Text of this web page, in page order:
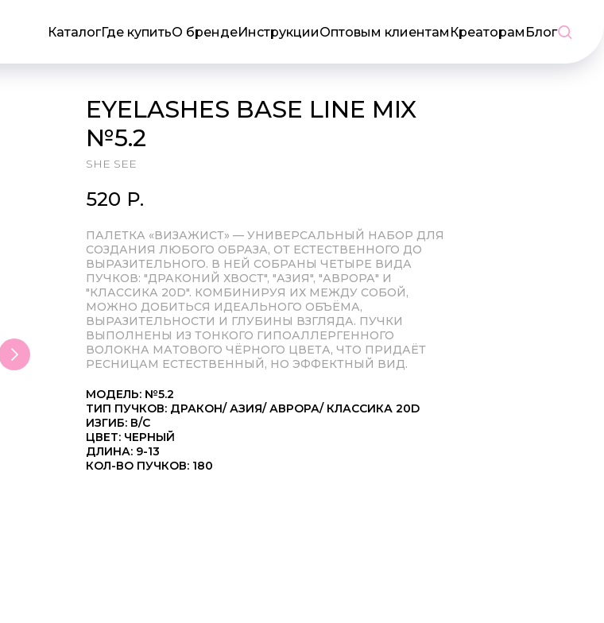
КаталогГде купитьО брендеИнструкцииОптовым клиентам Креаторам Блог
EYELASHES BASE LINE MIX
№5.2
SHE SEE
520 Р.
ПАЛЕТКА «ВИЗАЖИСТ» — УНИВЕРСАЛЬНЫЙ НАБОР ДЛЯ
СОЗДАНИЯ ЛЮБОГО ОБРАЗА, ОТ ЕСТЕСТВЕННОГО ДО
ВЫРАЗИТЕЛЬНОГО. В НЕЙ СОБРАНЫ ЧЕТЫРЕ ВИДА
ПУЧКОВ: "ДРАКОНИЙ ХВОСТ", "АЗИЯ", "АВРОРА" И
"КЛАССИКА 20D". КОМБИНИРУЯ ИХ МЕЖДУ СОБОЙ,
МОЖНО ДОБИТЬСЯ ИДЕАЛЬНОГО ОБЪЁМА,
ВЫРАЗИТЕЛЬНОСТИ И ГЛУБИНЫ ВЗГЛЯДА. ПУЧКИ
ВЫПОЛНЕНЫ ИЗ ТОНКОГО ГИПОАЛЛЕРГЕННОГО
ВОЛОКНА МАТОВОГО ЧЁРНОГО ЦВЕТА, ЧТО ПРИДАЁТ
РЕСНИЦАМ ЕСТЕСТВЕННЫЙ, НО ЭФФЕКТНЫЙ ВИД.
МОДЕЛЬ: №5.2
ТИП ПУЧКОВ: ДРАКОН/ АЗИЯ/ АВРОРА/ КЛАССИКА 20D
ИЗГИБ: В/C
ЦВЕТ: ЧЕРНЫЙ
ДЛИНА: 9-13
КОЛ-ВО ПУЧКОВ: 180